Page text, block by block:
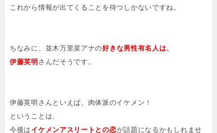
これから情報が出てくることを待つしかないですね。
ちなみに、並木万里菜アナの好きな男性有名人は、
伊藤英明 さんだそうです。
伊藤英明さんといえば、肉体派のイケメン！
ということは、
今後はイケメンアスリートとの恋が話題になるかもしれませ